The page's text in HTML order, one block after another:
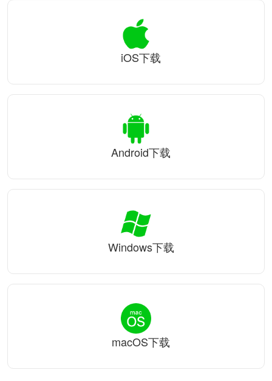
iOS下载
Android下载
Windows下载
macOS下载